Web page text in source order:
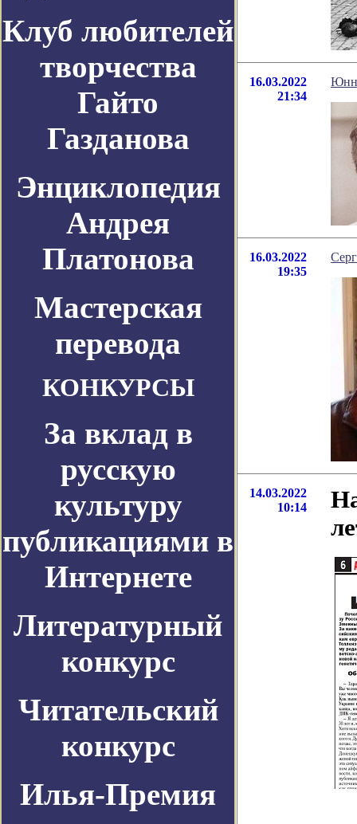
Клуб любителей
творчества
Гайто
Газданова
Энциклопедия
Андрея
Платонова
Мастерская
перевода
КОНКУРСЫ
За вклад в
русскую
культуру
публикациями в
Интернете
Литературный
конкурс
Читательский
конкурс
Илья-Премия
16.03.2022
21:34
16.03.2022
19:35
14.03.2022
10:14